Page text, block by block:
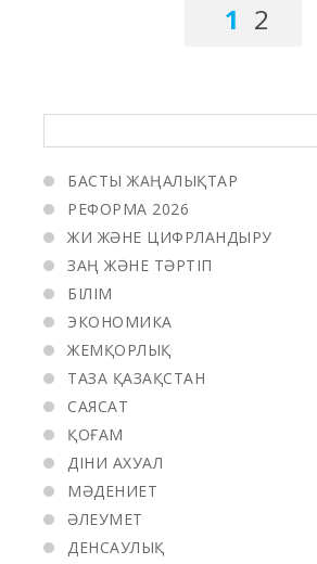
1 2
БАСТЫ ЖАҢАЛЫҚТАР
РЕФОРМА 2026
ЖИ ЖӘНЕ ЦИФРЛАНДЫРУ
ЗАҢ ЖӘНЕ ТӘРТІП
БІЛІМ
ЭКОНОМИКА
ЖЕМҚОРЛЫҚ
ТАЗА ҚАЗАҚСТАН
САЯСАТ
ҚОҒАМ
ДІНИ АХУАЛ
МӘДЕНИЕТ
ӘЛЕУМЕТ
ДЕНСАУЛЫҚ